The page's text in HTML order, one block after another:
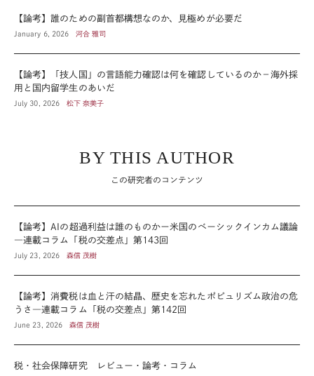
【論考】誰のための副首都構想なのか、見極めが必要だ
January 6, 2026 河合 雅司
【論考】「技人国」の言語能力確認は何を確認しているのか－海外採
用と国内留学生のあいだ
July 30, 2026 松下 奈美子
BY THIS AUTHOR
この研究者のコンテンツ
【論考】AIの超過利益は誰のものかー米国のベーシックインカム議論
―連載コラム「税の交差点」第143回
July 23, 2026 森信 茂樹
【論考】消費税は血と汗の結晶、歴史を忘れたポピュリズム政治の危
うさ―連載コラム「税の交差点」第142回
June 23, 2026 森信 茂樹
税・社会保障研究 レビュー・論考・コラム